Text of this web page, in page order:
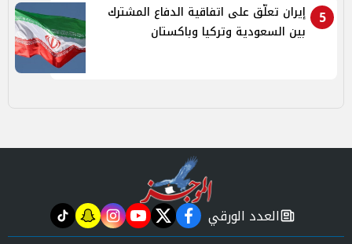
5
إيران تعلّق على اتفاقية الدفاع المشترك
بين السعودية وتركيا وباكستان
newspaper
العدد الورقي facebook
twitter
youtube
instagram
snapchat
tiktok